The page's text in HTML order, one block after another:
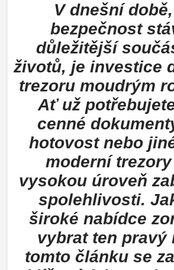
V dnešní
bezpečnost
důležitější
životů, je investice
trezoru moudrým
Ať už
cenné
hotovost nebo
moderní
vysokou úroveň
spolehlivosti.
široké nabídce
vybrat ten pravý
tomto článku se